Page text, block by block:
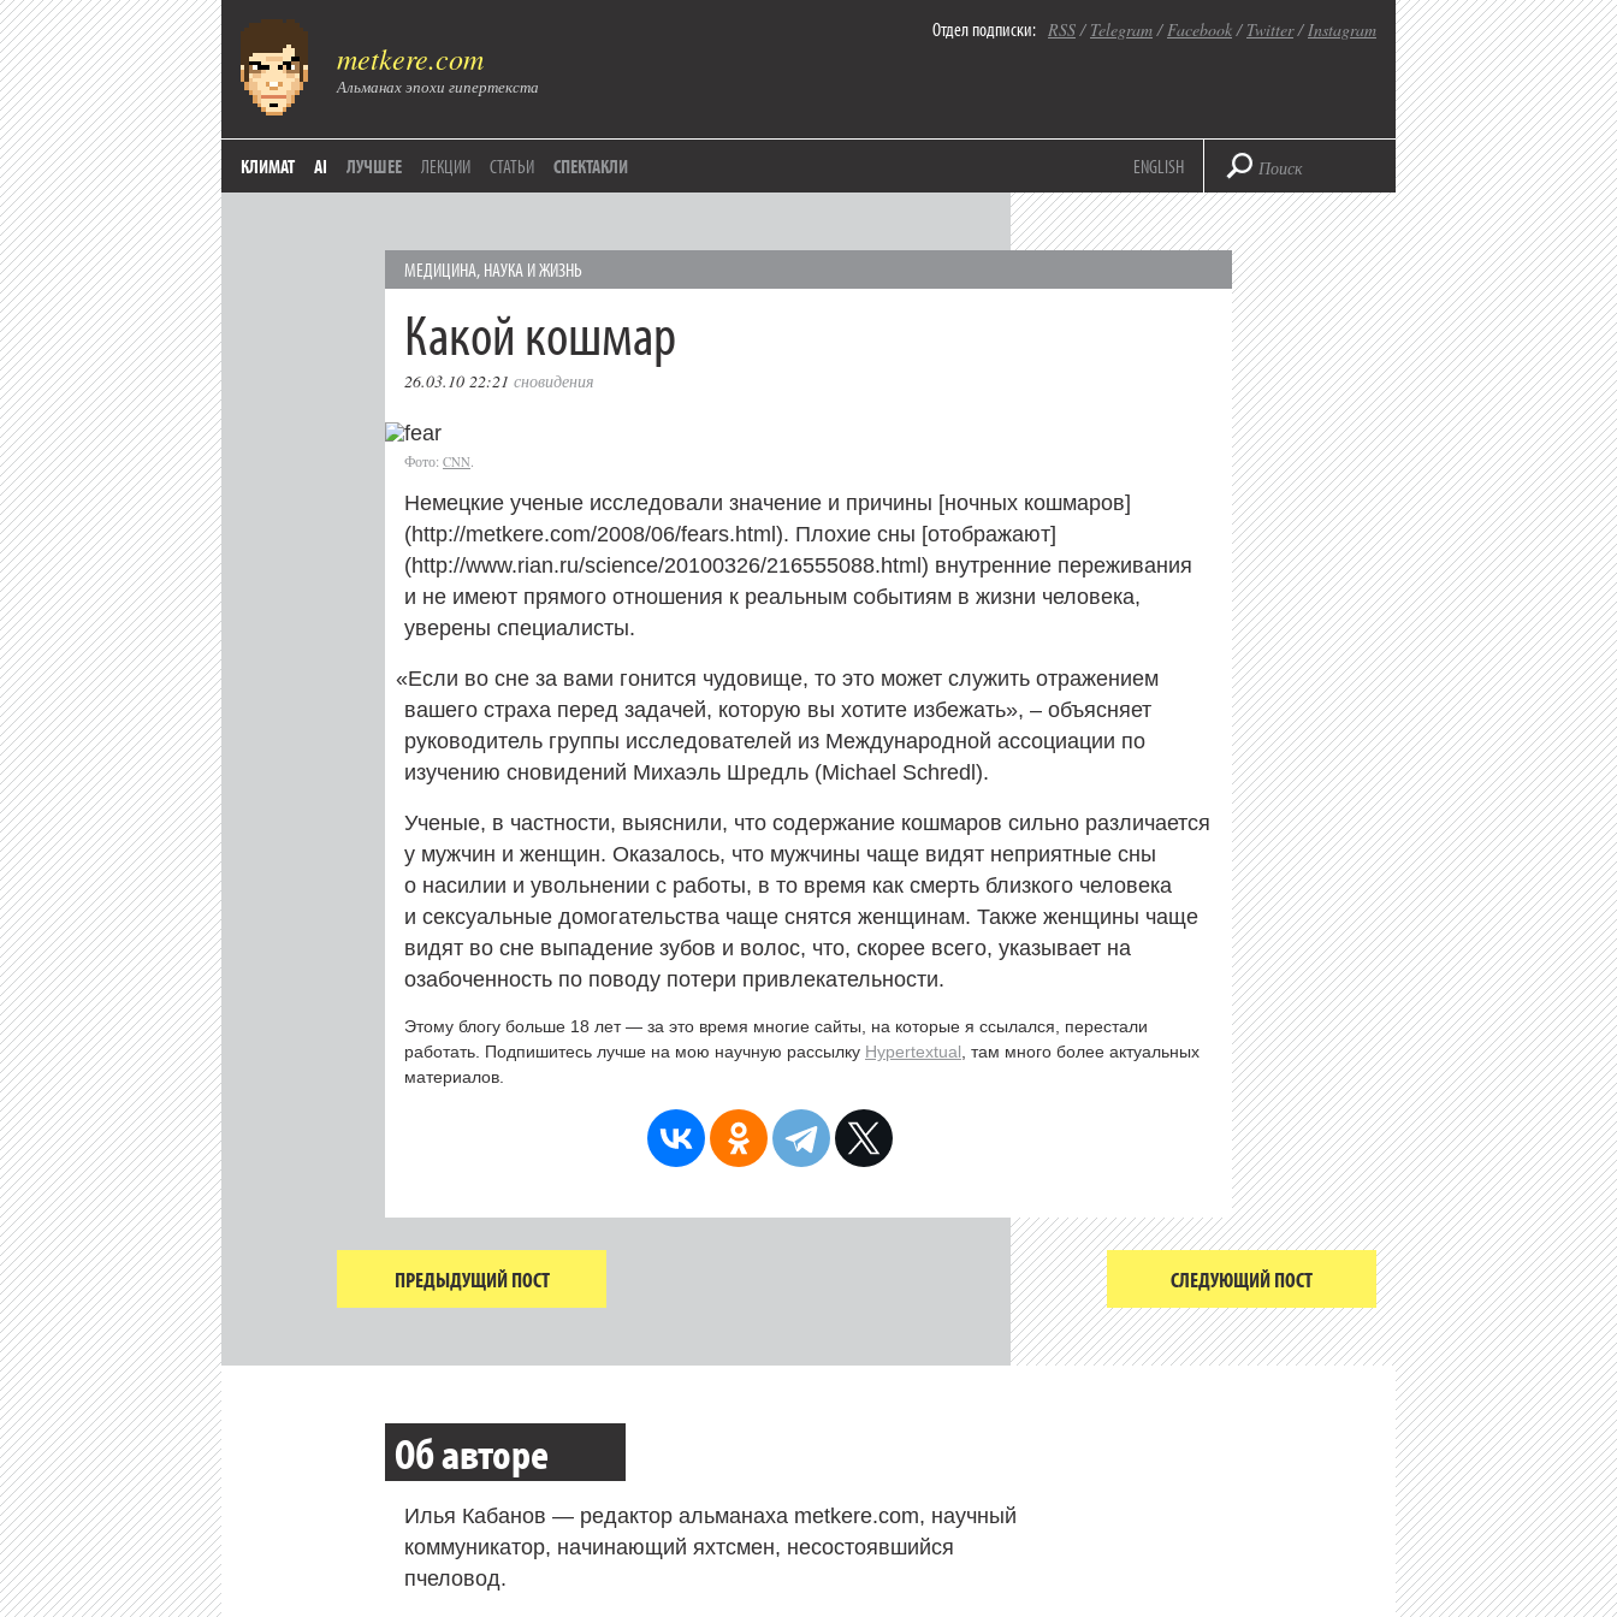
metkere.com
Альманах эпохи гипертекста
Отдел подписки: RSS/ Telegram/Facebook/ Twitter/Instagram
КЛИМАТ AI ЛУЧШЕЕ ЛЕКЦИИ СТАТЬИ СПЕКТАКЛИ ENGLISH
МЕДИЦИНА, НАУКА И ЖИЗНЬ
Какой кошмар
26.03.10 22:21 сновидения
Фото: CNN
Немецкие ученые исследовали значение и причины [ночных кошмаров]
(http://metkere.com/2008/06/fears.html). Плохие сны [отображают]
(http://www.rian.ru/science/20100326/216555088.html) внутренние переживания
и не имеют прямого отношения к реальным событиям в жизни человека,
уверены специалисты.
«Если во сне за вами гонится чудовище, то это может служить отражением
вашего страха перед задачей, которую вы хотите избежать», – объясняет
руководитель группы исследователей из Международной ассоциации по
изучению сновидений Михаэль Шредль (Michael Schredl).
Ученые, в частности, выяснили, что содержание кошмаров сильно различается
у мужчин и женщин. Оказалось, что мужчины чаще видят неприятные сны
о насилии и увольнении с работы, в то время как смерть близкого человека
и сексуальные домогательства чаще снятся женщинам. Также женщины чаще
видят во сне выпадение зубов и волос, что, скорее всего, указывает на
озабоченность по поводу потери привлекательности.
Этому блогу больше 18 лет — за это время многие сайты, на которые я ссылался, перестали
работать. Подпишитесь лучше на мою научную рассылку Hypertextual , там много более актуальных
материалов.
ПРЕДЫДУЩИЙ ПОСТ СЛЕДУЮЩИЙ ПОСТ
Об авторе
Илья Кабанов — редактор альманаха metkere.com, научный
коммуникатор, начинающий яхтсмен, несостоявшийся
пчеловод.